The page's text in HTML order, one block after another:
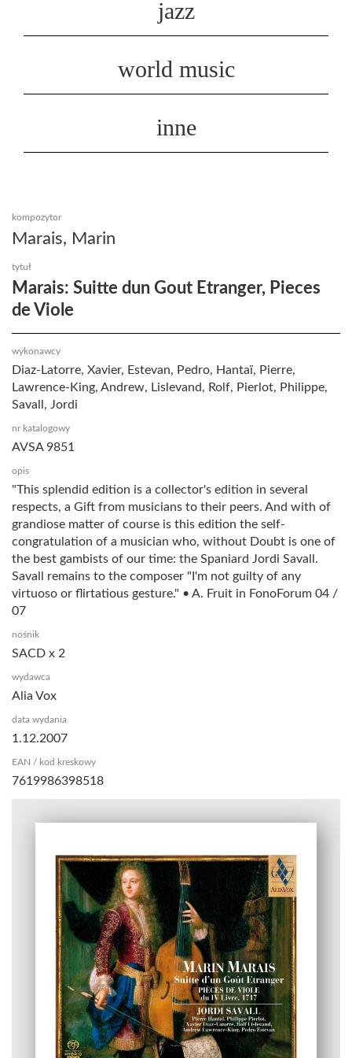
jazz
world music
inne
kompozytor
Marais, Marin
tytuł
Marais: Suitte dun Gout Etranger, Pieces
de Viole
wykonawcy
Diaz-Latorre, Xavier, Estevan, Pedro, Hantaï, Pierre,
Lawrence-King, Andrew, Lislevand, Rolf, Pierlot, Philippe,
Savall, Jordi
nr katalogowy
AVSA 9851
opis
"This splendid edition is a collector's edition in several
respects, a Gift from musicians to their peers. And with of
grandiose matter of course is this edition the self-
congratulation of a musician who, without Doubt is one of
the best gambists of our time: the Spaniard Jordi Savall.
Savall remains to the composer "I'm not guilty of any
virtuoso or flirtatious gesture." • A. Fruit in FonoForum 04 /
07
nośnik
SACD x 2
wydawca
Alia Vox
data wydania
1.12.2007
EAN / kod kreskowy
7619986398518